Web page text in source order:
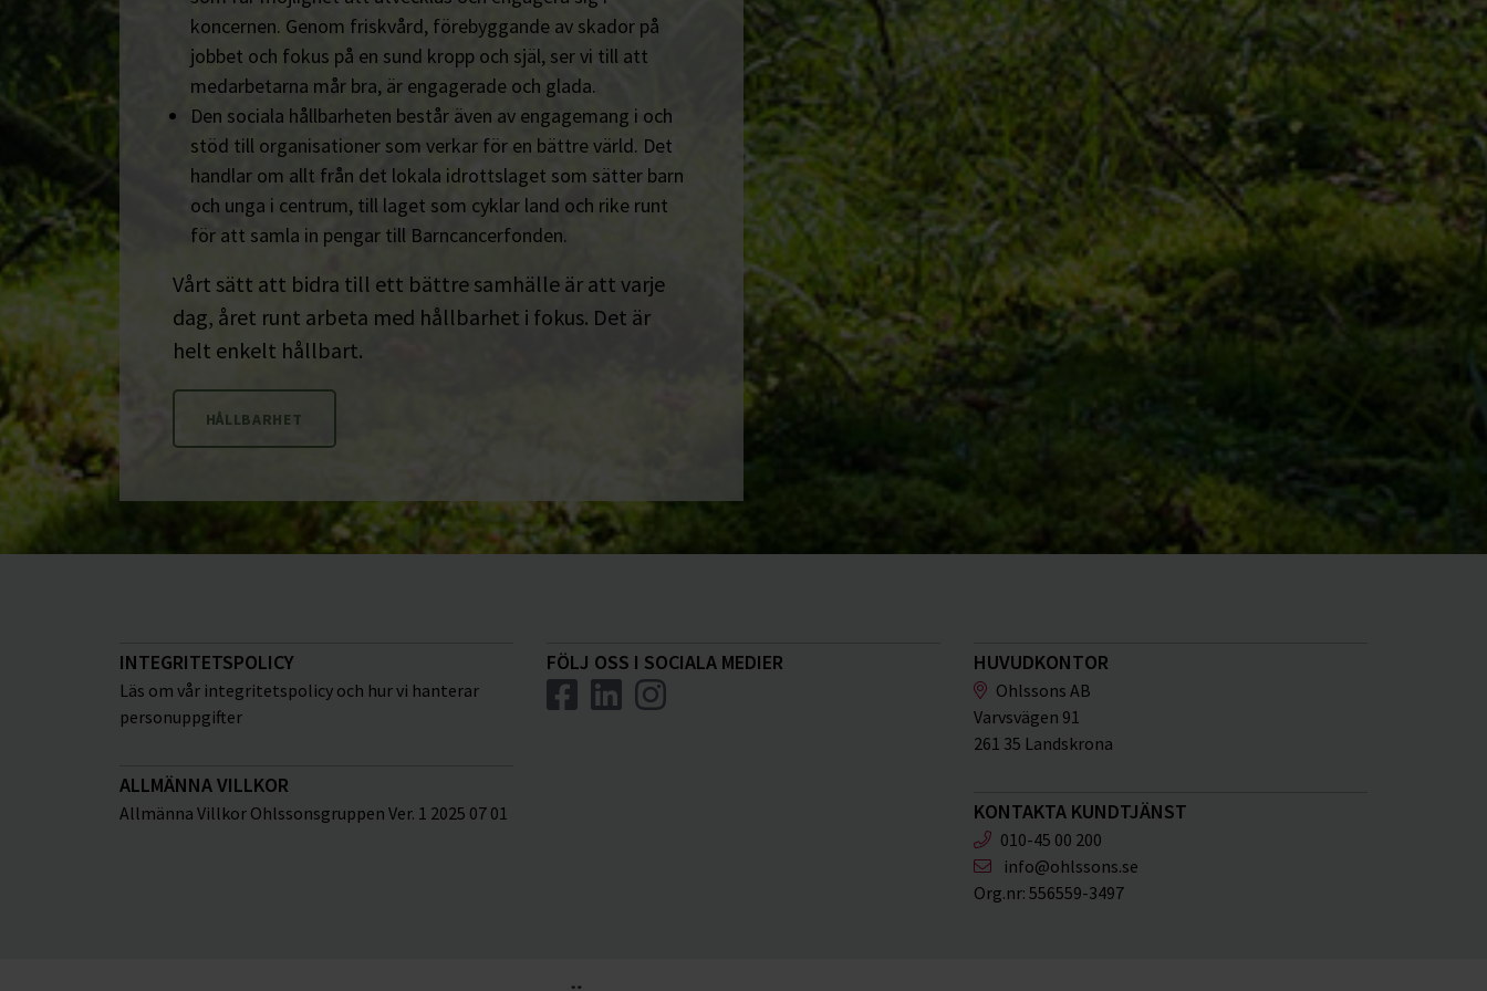
koncernen. Genom friskvård, förebyggande av skador på
jobbet och fokus på en sund kropp och själ, ser vi till att
medarbetarna mår bra, är engagerade och glada.
Den sociala hållbarheten består även av engagemang i och
stöd till organisationer som verkar för en bättre värld. Det
handlar om allt från det lokala idrottslaget som sätter barn
och unga i centrum, till laget som cyklar land och rike runt
för att samla in pengar till Barncancerfonden.
Vårt sätt att bidra till ett bättre samhälle är att varje
dag, året runt arbeta med hållbarhet i fokus. Det är
helt enkelt hållbart.
HÅLLBARHET
INTEGRITETSPOLICY
Läs om vår integritetspolicy och hur vi hanterar
personuppgifter
ALLMÄNNA VILLKOR
Allmänna Villkor Ohlssonsgruppen Ver. 1 2025 07 01
FÖLJ OSS I SOCIALA MEDIER HUVUDKONTOR
Ohlssons AB
Varvsvägen 91
261 35 Landskrona
KONTAKTA KUNDTJÄNST
010-45 00 200
info@ohlssons.se
Org.nr: 556559-3497